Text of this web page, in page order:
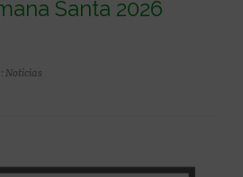
Santa 2026
Noticias